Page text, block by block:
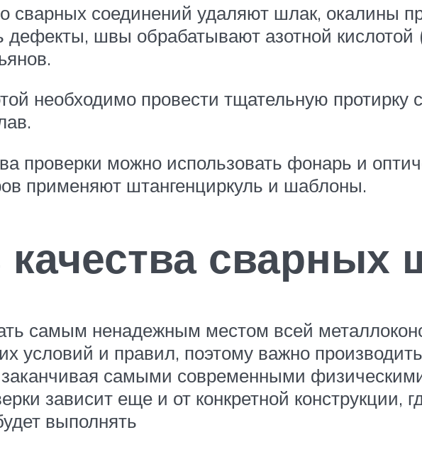
сварных соединений удаляют шлак, окалины
дефекты, швы обрабатывают азотной кислотой
необходимо провести тщательную протирку
проверки можно использовать фонарь и
применяют штангенциркуль и шаблоны.
качества сварных
самым ненадежным местом всей
условий и правил, поэтому важно
заканчивая самыми современными
зависит еще и от конкретной конструкции,
выполнять